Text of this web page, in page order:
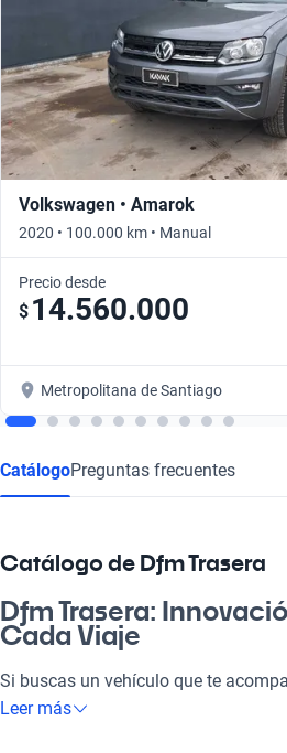
Volkswagen • Amarok
2020 • 100.000 km • Manual
Precio desde
$ 14.560.000
Metropolitana de Santiago
CatálogoPreguntas frecuentes
Catálogo de Dfm Trasera
Dfm Trasera:
Cada Viaje
Si buscas un vehículo que te
el Dfm Trasera es la opción ideal. Su
Leer más